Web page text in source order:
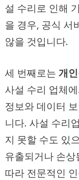
설 수리로 인해
을 경우, 공식 서
않을 것입니다.
세 번째로는 개
사설 수리 업체
정보와 데이터
니다. 사설 수리
지 못할 수도 있
유출되거나 손
따라 전문적인